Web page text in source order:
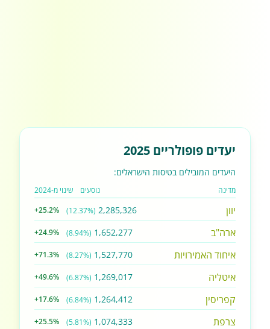
יעדים פופולריים 2025
היעדים המובילים בטיסות הישראלים:
מדינה נוסעים שינוי מ-2024
יוון 2,285,326
(12.37%)
+25.2%
ארה"ב 1,652,277
(8.94%)
+24.9%
איחוד האמירויות 1,527,770
(8.27%)
+71.3%
איטליה 1,269,017
(6.87%)
+49.6%
קפריסין 1,264,412
(6.84%)
+17.6%
צרפת 1,074,333
(5.81%)
+25.5%